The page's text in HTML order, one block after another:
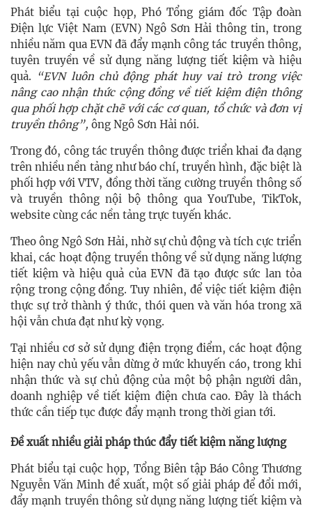
Phát biểu tại cuộc họp, Phó Tổng giám đốc Tập đoàn
Điện lực Việt Nam (EVN) Ngô Sơn Hải thông tin, trong
nhiều năm qua EVN đã đẩy mạnh công tác truyền thông,
tuyên truyền về sử dụng năng lượng tiết kiệm và hiệu
quả. “EVN luôn chủ động phát huy vai trò trong việc
nâng cao nhận thức cộng đồng về tiết kiệm điện thông
qua phối hợp chặt chẽ với các cơ quan, tổ chức và đơn vị
truyền thông”, ông Ngô Sơn Hải nói.
Trong đó, công tác truyền thông được triển khai đa dạng
trên nhiều nền tảng như báo chí, truyền hình, đặc biệt là
phối hợp với VTV, đồng thời tăng cường truyền thông số
và truyền thông nội bộ thông qua YouTube, TikTok,
website cùng các nền tảng trực tuyến khác.
Theo ông Ngô Sơn Hải, nhờ sự chủ động và tích cực triển
khai, các hoạt động truyền thông về sử dụng năng lượng
tiết kiệm và hiệu quả của EVN đã tạo được sức lan tỏa
rộng trong cộng đồng. Tuy nhiên, để việc tiết kiệm điện
thực sự trở thành ý thức, thói quen và văn hóa trong xã
hội vẫn chưa đạt như kỳ vọng.
Tại nhiều cơ sở sử dụng điện trọng điểm, các hoạt động
hiện nay chủ yếu vẫn dừng ở mức khuyến cáo, trong khi
nhận thức và sự chủ động của một bộ phận người dân,
doanh nghiệp về tiết kiệm điện chưa cao. Đây là thách
thức cần tiếp tục được đẩy mạnh trong thời gian tới.
Đề xuất nhiều giải pháp thúc đẩy tiết kiệm năng lượng
Phát biểu tại cuộc họp, Tổng Biên tập Báo Công Thương
Nguyễn Văn Minh đề xuất, một số giải pháp để đổi mới,
đẩy mạnh truyền thông sử dụng năng lượng tiết kiệm và